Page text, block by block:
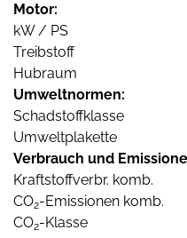
Motor:
kW / PS
Treibstoff
Hubraum
Umweltnormen:
Schadstoffklasse
Umweltplakette
Verbrauch und
Kraftstoffverbr. komb.
CO2-Emissionen komb.
CO2-Klasse